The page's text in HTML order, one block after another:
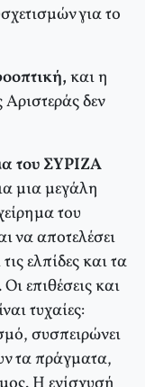
για το
και η
δεν
του ΣΥΡΙΖΑ
μια μεγάλη
του
να αποτελέσει
ελπίδες και τα
επιθέσεις και
τυχαίες:
συσπειρώνει
τα πράγματα,